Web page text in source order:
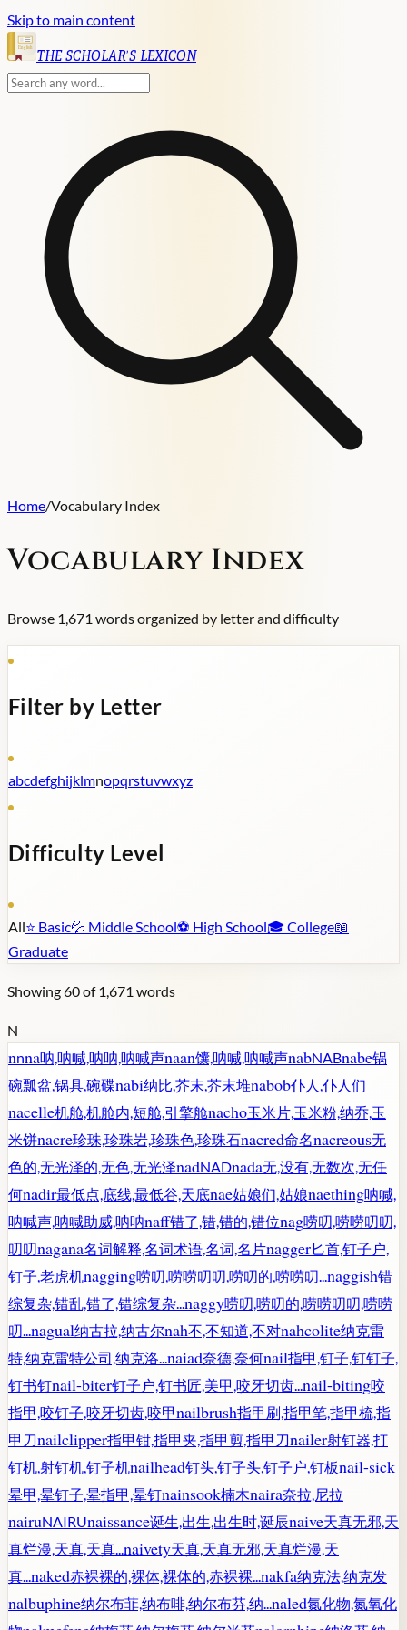
Skip to main content
English
THE SCHOLAR'S LEXICON
Home/Vocabulary Index
Vocabulary Index
Browse 1,671 words organized by letter and difficulty
Filter by Letter
abcdefghijklmnopqrstuvwxyz
Difficulty Level
All⭐ Basic💦 Middle School⚽ High School🎓College📖
Graduate
Showing60of 1,671 words
N
nnna呐,呐喊,呐呐,呐喊声naan馕,呐喊,呐喊声nabNABnabe锅
碗瓢盆,锅具,碗碟nabi纳比,芥末,芥末堆nabob仆人,仆人们
nacelle机舱,机舱内,短舱,引擎舱nacho玉米片,玉米粉,纳乔,玉
米饼nacre珍珠,珍珠岩,珍珠色,珍珠石nacred命名nacreous无
色的,无光泽的,无色,无光泽nadNADnada无,没有,无数次,无任
何nadir最低点,底线,最低谷,天底nae姑娘们,姑娘naething呐喊,
呐喊声,呐喊助威,呐呐naff错了,错,错的,错位nag唠叨,唠唠叨叨,
叨叨nagana名词解释,名词术语,名词,名片nagger匕首,钉子户,
钉子,老虎机nagging唠叨,唠唠叨叨,唠叨的,唠唠叨... naggish错
综复杂,错乱,错了,错综复杂... naggy唠叨,唠叨的,唠唠叨叨,唠唠
叨... nagual纳古拉,纳古尔nah不,不知道,不对nahcolite纳克雷
特,纳克雷特公司,纳克洛... naiad奈德,奈何nail指甲,钉子,钉钉子,
钉书钉nail-biter钉子户,钉书匠,美甲,咬牙切齿... nail-biting咬
指甲,咬钉子,咬牙切齿,咬甲nailbrush指甲刷,指甲笔,指甲梳,指
甲刀nailclipper指甲钳,指甲夹,指甲剪,指甲刀nailer射钉器,打
钉机,射钉机,钉子机nailhead钉头,钉子头,钉子户,钉板nail-sick
晕甲,晕钉子,晕指甲,晕钉nainsook楠木naira奈拉,尼拉
nairuNAIRUnaissance诞生,出生,出生时,诞辰naive天真无邪,天
真烂漫,天真,天真... naivety天真,天真无邪,天真烂漫,天
真... naked赤裸裸的,裸体,裸体的,赤裸裸... nakfa纳克法,纳克发
nalbuphine纳尔布菲,纳布啡,纳尔布芬,纳... naled氮化物,氮氧化